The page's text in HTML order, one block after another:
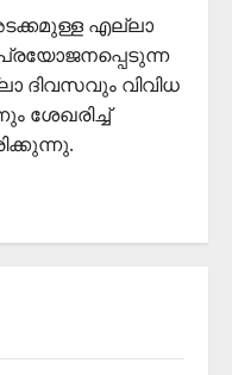
എല്ലാ
ദിവസവും വിവിധ
ശേഖരിച്ച്